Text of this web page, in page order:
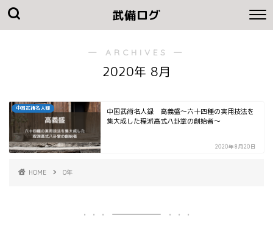
武備ログ
― ARCHIVES ―
2020年 8月
中国武術名人録
中国武術名人録 高義盛～六十四種の実用技法を
集大成した程派高式八卦掌の創始者～
2020年8月20日
HOME 0年